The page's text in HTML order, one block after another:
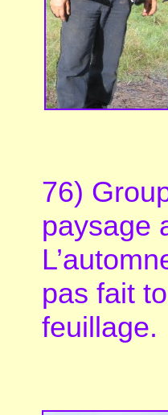
76)
paysage
pas fait
feuillage.